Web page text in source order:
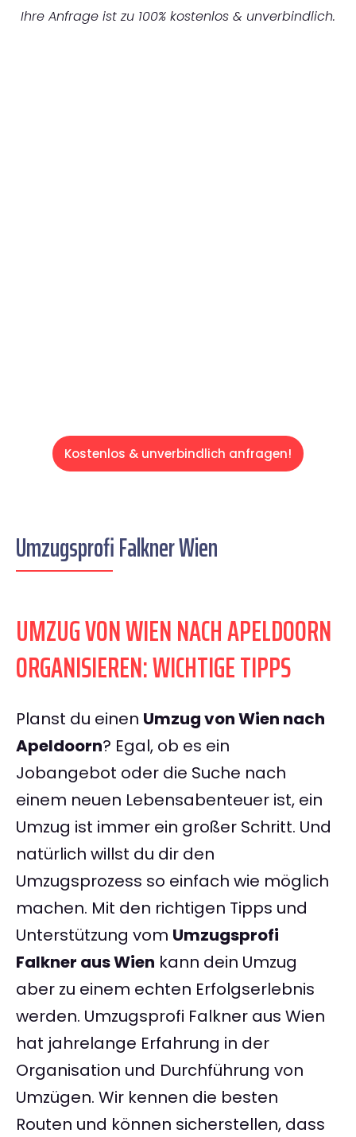
Ihre Anfrage ist zu 100% kostenlos & unverbindlich.
Kostenlos & unverbindlich anfragen!
Umzugsprofi Falkner Wien
UMZUG VON WIEN NACH APELDOORN
ORGANISIEREN: WICHTIGE TIPPS
Planst du einen Umzug von Wien nach
Apeldoorn? Egal, ob es ein
Jobangebot oder die Suche nach
einem neuen Lebensabenteuer ist, ein
Umzug ist immer ein großer Schritt. Und
natürlich willst du dir den
Umzugsprozess so einfach wie möglich
machen. Mit den richtigen Tipps und
Unterstützung vom Umzugsprofi
Falkner aus Wien kann dein Umzug
aber zu einem echten Erfolgserlebnis
werden. Umzugsprofi Falkner aus Wien
hat jahrelange Erfahrung in der
Organisation und Durchführung von
Umzügen. Wir kennen die besten
Routen und können sicherstellen, dass